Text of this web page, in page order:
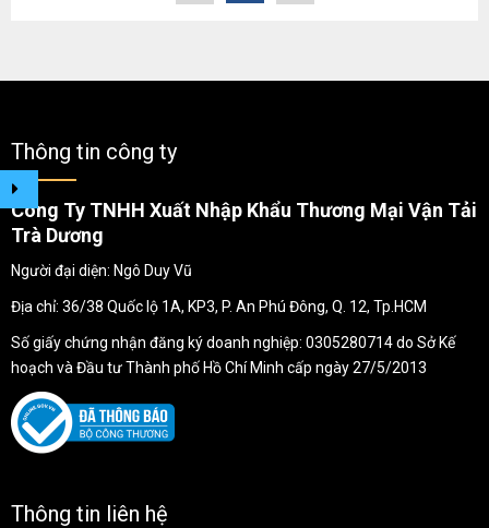
Thông tin công ty
Công Ty TNHH Xuất Nhập Khẩu Thương Mại Vận Tải
Trà Dương
Người đại diện: Ngô Duy Vũ
Địa chỉ: 36/38 Quốc lộ 1A, KP3, P. An Phú Đông, Q. 12, Tp.HCM
Số giấy chứng nhận đăng ký doanh nghiệp: 0305280714 do Sở Kế
hoạch và Đầu tư Thành phố Hồ Chí Minh cấp ngày 27/5/2013
Thông tin liên hệ